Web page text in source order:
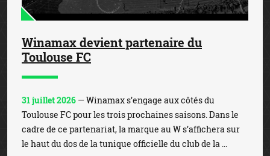
Winamax devient partenaire du
Toulouse FC
31 juillet 2026 — Winamax s’engage aux côtés du
Toulouse FC pour les trois prochaines saisons. Dans le
cadre de ce partenariat, la marque au W s’affichera sur
le haut du dos de la tunique officielle du club de la ...